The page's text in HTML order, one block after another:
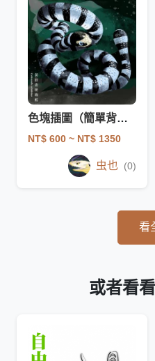
色塊插圖（簡單背景）
NT$ 600 ~ NT$ 1350
虫也 (0)
看
或者看